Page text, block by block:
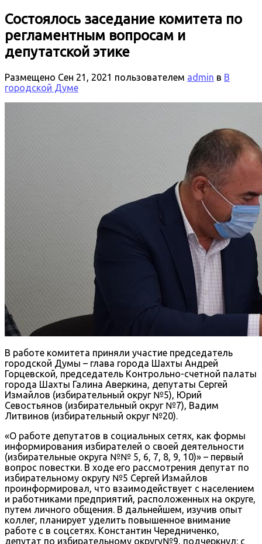
Состоялось заседание комитета по
регламентным вопросам и
депутатской этике
Размещено Сен 21, 2021 пользователем admin в В
городской Думе
В работе комитета приняли участие председатель
городской Думы – глава города Шахты Андрей
Горцевской, председатель Контрольно-счетной палаты
города Шахты Галина Аверкина, депутаты Сергей
Измайлов (избирательный округ №5), Юрий
Севостьянов (избирательный округ №7), Вадим
Литвинов (избирательный округ №20).
«О работе депутатов в социальных сетях, как формы
информирования избирателей о своей деятельности
(избирательные округа №№ 5, 6, 7, 8, 9, 10)» – первый
вопрос повестки. В ходе его рассмотрения депутат по
избирательному округу №5 Сергей Измайлов
проинформировал, что взаимодействует с населением
и работниками предприятий, расположенных на округе,
путем личного общения. В дальнейшем, изучив опыт
коллег, планирует уделить повышенное внимание
работе с в соцсетях. Константин Чередниченко,
депутат по избирательному округу№9, подчеркнул: с